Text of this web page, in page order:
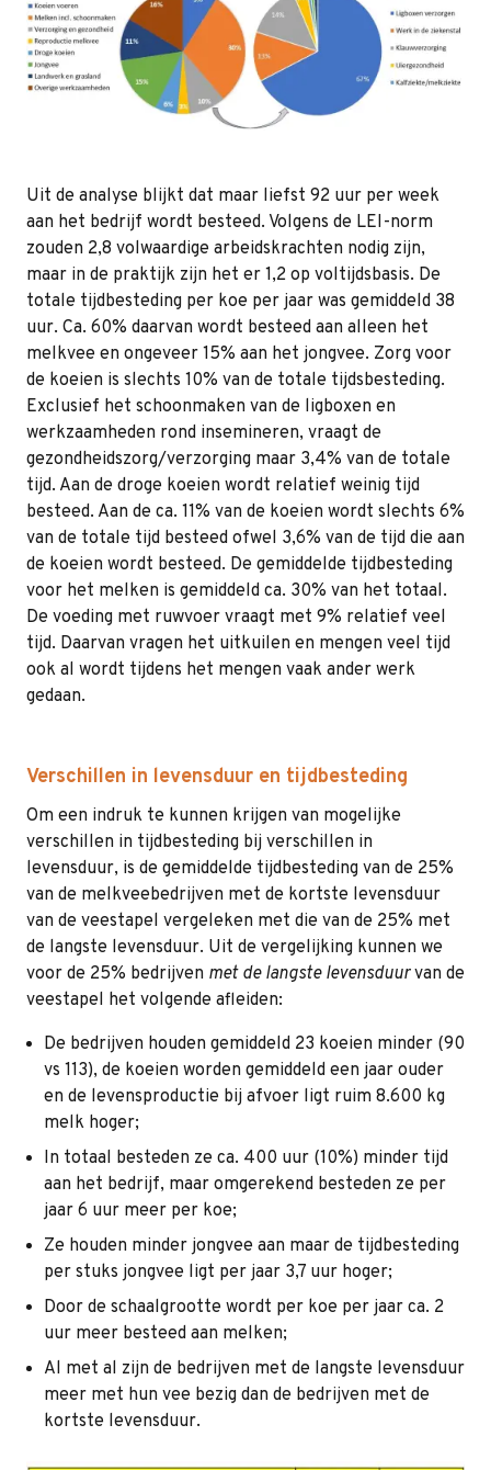
Uit de analyse blijkt dat maar liefst 92 uur per week
aan het bedrijf wordt besteed. Volgens de LEI-norm
zouden 2,8 volwaardige arbeidskrachten nodig zijn,
maar in de praktijk zijn het er 1,2 op voltijdsbasis. De
totale tijdbesteding per koe per jaar was gemiddeld 38
uur. Ca. 60% daarvan wordt besteed aan alleen het
melkvee en ongeveer 15% aan het jongvee. Zorg voor
de koeien is slechts 10% van de totale tijdsbesteding.
Exclusief het schoonmaken van de ligboxen en
werkzaamheden rond insemineren, vraagt de
gezondheidszorg/verzorging maar 3,4% van de totale
tijd. Aan de droge koeien wordt relatief weinig tijd
besteed. Aan de ca. 11% van de koeien wordt slechts 6%
van de totale tijd besteed ofwel 3,6% van de tijd die aan
de koeien wordt besteed. De gemiddelde tijdbesteding
voor het melken is gemiddeld ca. 30% van het totaal.
De voeding met ruwvoer vraagt met 9% relatief veel
tijd. Daarvan vragen het uitkuilen en mengen veel tijd
ook al wordt tijdens het mengen vaak ander werk
gedaan.
Verschillen in levensduur en tijdbesteding
Om een indruk te kunnen krijgen van mogelijke
verschillen in tijdbesteding bij verschillen in
levensduur, is de gemiddelde tijdbesteding van de 25%
van de melkveebedrijven met de kortste levensduur
van de veestapel vergeleken met die van de 25% met
de langste levensduur. Uit de vergelijking kunnen we
voor de 25% bedrijven met de langste levensduurvan de
veestapel het volgende afleiden:
De bedrijven houden gemiddeld 23 koeien minder (90
vs 113), de koeien worden gemiddeld een jaar ouder
en de levensproductie bij afvoer ligt ruim 8.600 kg
melk hoger;
In totaal besteden ze ca. 400 uur (10%) minder tijd
aan het bedrijf, maar omgerekend besteden ze per
jaar 6 uur meer per koe;
Ze houden minder jongvee aan maar de tijdbesteding
per stuks jongvee ligt per jaar 3,7 uur hoger;
Door de schaalgrootte wordt per koe per jaar ca. 2
uur meer besteed aan melken;
Al met al zijn de bedrijven met de langste levensduur
meer met hun vee bezig dan de bedrijven met de
kortste levensduur.